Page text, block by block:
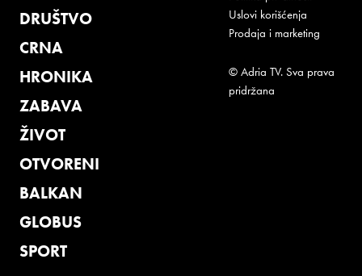
DRUŠTVO
CRNA
HRONIKA
ZABAVA
ŽIVOT
OTVORENI
BALKAN
GLOBUS
SPORT
Uslovi korišćenja
Prodaja i marketing
© Adria TV. Sva prava
pridržana